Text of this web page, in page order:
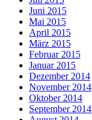
Juni 2015
Mai 2015
April 2015
März 2015
Februar 2015
Januar 2015
Dezember 2014
November 2014
Oktober 2014
September 2014